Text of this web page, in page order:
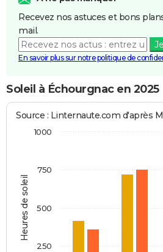
Recevez nos astuces et bons
mail.
En savoir plus sur notre politique de
Soleil à Échourgnac en 2025
Heures de soleil
Source : Linternaute.com d'après
250
500
750
1000